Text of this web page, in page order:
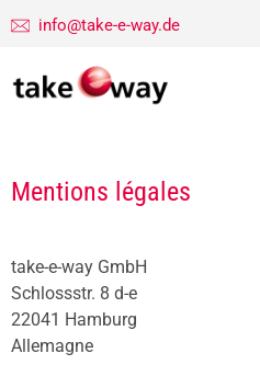
info@take-e-way.de
Mentions légales
take-e-way GmbH
Schlossstr. 8 d-e
22041 Hamburg
Allemagne